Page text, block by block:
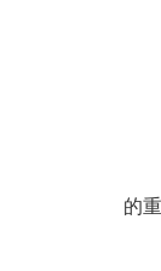
统
第
第
构
第
的
中